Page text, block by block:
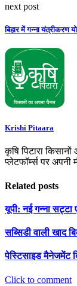
next post
बिहार में गन्ना यंत्रीकरण
Krishi Pitaara
कृषि पिटारा
प्लेटफॉर्म्स पर अपनी
Related posts
यूपी: नई गन्ना सट्टा
सब्सिडी वाली खाद
पेस्टिसाइड मैनेजमेंट
Click to comment